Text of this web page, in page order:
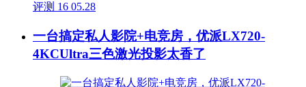
评测 16 05.28
一台搞定私人影院+电竞房，优派LX720-
4KCUltra三色激光投影太香了